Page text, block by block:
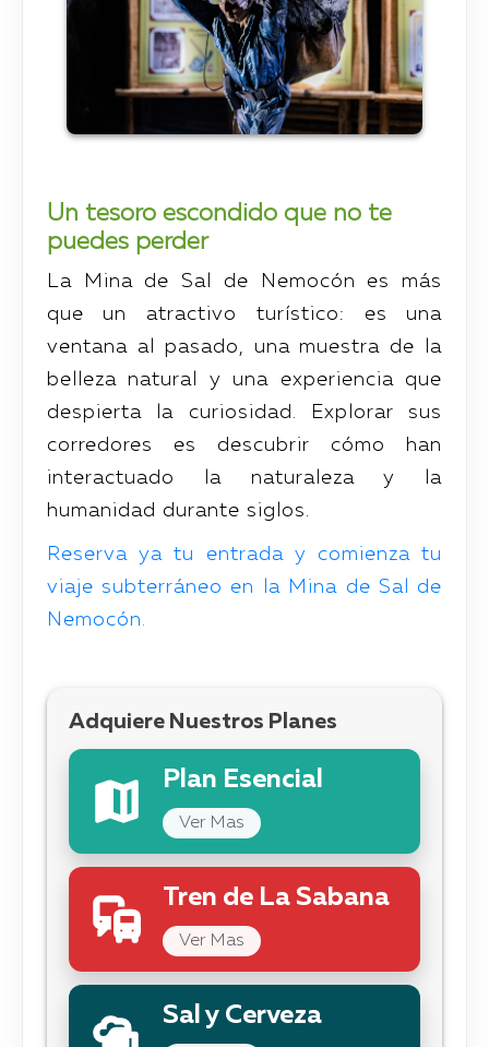
Un tesoro escondido que no te
puedes perder
La Mina de Sal de Nemocón es más
que un atractivo turístico: es una
ventana al pasado, una muestra de la
belleza natural y una experiencia que
despierta la curiosidad. Explorar sus
corredores es descubrir cómo han
interactuado la naturaleza y la
humanidad durante siglos.
Reserva ya tu entrada y comienza tu
viaje subterráneo en la Mina de Sal de
Nemocón.
Adquiere Nuestros Planes
Plan Esencial
Ver Mas
Tren de La Sabana
Ver Mas
Sal y Cerveza